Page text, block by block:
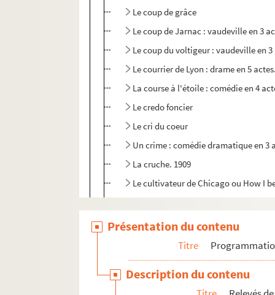
Le coup de grâce
Le coup de Jarnac : vaudeville en 3
Le coup du voltigeur : vaudeville en 3
Le courrier de Lyon : drame en 5
La course à l'étoile : comédie en 4
Le credo foncier
Le cri du coeur
Un crime : comédie dramatique en 3
La cruche. 1909
Le cultivateur de Chicago ou How I
La dame du commissaire : comédie
Ces dames aux chapeaux verts :
Le danseur inconnu : comédie en 3
La danseuse éperdue. 1920
Présentation du contenu
Titre
Description du contenu